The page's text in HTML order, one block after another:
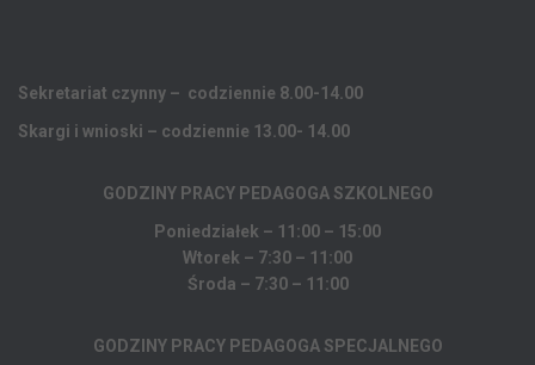
Sekretariat czynny – codziennie 8.00-14.00
Skargi i wnioski – codziennie 13.00- 14.00
GODZINY PRACY PEDAGOGA SZKOLNEGO
Poniedziałek – 11:00 – 15:00
Wtorek – 7:30 – 11:00
Środa – 7:30 – 11:00
GODZINY PRACY PEDAGOGA SPECJALNEGO